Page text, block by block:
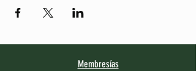
Membresías